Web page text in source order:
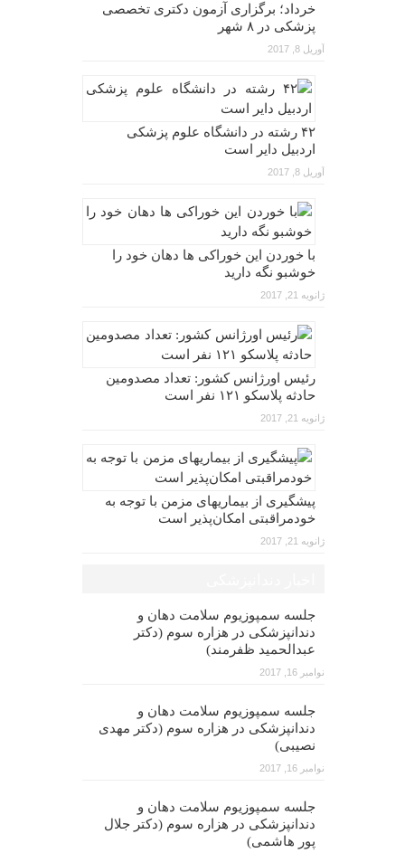
خرداد؛ برگزاری آزمون دکتری تخصصی
پزشکی در ۸ شهر
آوریل 8, 2017
۴۲ رشته در دانشگاه علوم پزشکی
اردبیل دایر است
آوریل 8, 2017
با خوردن این خوراکی ها دهان خود را
خوشبو نگه دارید
ژانویه 21, 2017
رئیس اورژانس کشور: تعداد مصدومین
حادثه پلاسکو ۱۲۱ نفر است
ژانویه 21, 2017
پیشگیری از بیماریهای مزمن با توجه به
خودمراقبتی امکان‌پذیر است
ژانویه 21, 2017
جلسه سمپوزیوم سلامت دهان و
دندانپزشکی در هزاره سوم (دکتر
عبدالحمید ظفرمند)
نوامبر 16, 2017
جلسه سمپوزیوم سلامت دهان و
دندانپزشکی در هزاره سوم (دکتر مهدی
نصیبی)
نوامبر 16, 2017
جلسه سمپوزیوم سلامت دهان و
دندانپزشکی در هزاره سوم (دکتر جلال
پور هاشمی)